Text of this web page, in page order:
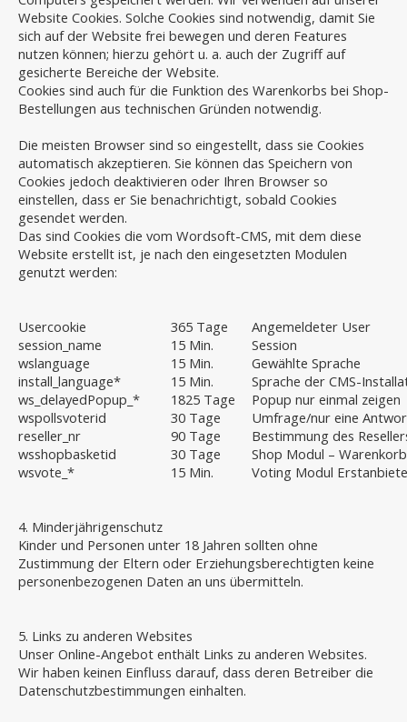
Website Cookies. Solche Cookies sind notwendig, damit Sie
sich auf der Website frei bewegen und deren Features
nutzen können; hierzu gehört u. a. auch der Zugriff auf
gesicherte Bereiche der Website.
Cookies sind auch für die Funktion des Warenkorbs bei Shop-
Bestellungen aus technischen Gründen notwendig.
Die meisten Browser sind so eingestellt, dass sie Cookies
automatisch akzeptieren. Sie können das Speichern von
Cookies jedoch deaktivieren oder Ihren Browser so
einstellen, dass er Sie benachrichtigt, sobald Cookies
gesendet werden.
Das sind Cookies die vom Wordsoft-CMS, mit dem diese
Website erstellt ist, je nach den eingesetzten Modulen
genutzt werden:
Usercookie 365 Tage
Angemeldeter User
session_name
15 Min.
Session
wslanguage
15 Min.
Gewählte Sprache
install_language*
15 Min.
Sprache der CMS-
ws_delayedPopup_*
1825 Tage
Popup nur einmal zeigen
wspollsvoterid
30 Tage
Umfrage/nur eine
reseller_nr
90 Tage
Bestimmung des
wsshopbasketid
30 Tage
Shop Modul – Warenkorb
wsvote_*
15 Min. Voting Modul
4. Minderjährigenschutz
Kinder und Personen unter 18 Jahren sollten ohne
Zustimmung der Eltern oder Erziehungsberechtigten keine
personenbezogenen Daten an uns übermitteln.
5. Links zu anderen Websites
Unser Online-Angebot enthält Links zu anderen Websites.
Wir haben keinen Einfluss darauf, dass deren Betreiber die
Datenschutzbestimmungen einhalten.